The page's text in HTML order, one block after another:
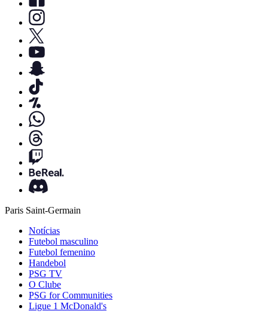
Paris Saint-Germain
Notícias
Futebol masculino
Futebol femenino
Handebol
PSG TV
O Clube
PSG for Communities
Ligue 1 McDonald's